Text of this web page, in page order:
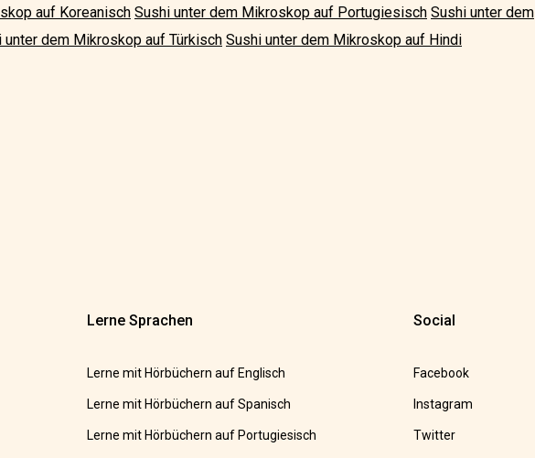
auf Koreanisch Sushi unter dem Mikroskop auf Portugiesisch Sushi unter dem
unter dem Mikroskop auf Türkisch Sushi unter dem Mikroskop auf Hindi
Lerne Sprachen
Lerne mit Hörbüchern auf Englisch
Lerne mit Hörbüchern auf Spanisch
Lerne mit Hörbüchern auf Portugiesisch
Social
Facebook
Instagram
Twitter